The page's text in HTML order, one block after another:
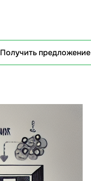
Получить предложение